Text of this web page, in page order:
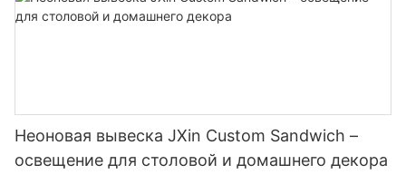
Неоновая вывеска JXin Custom Sandwich –
освещение для столовой и домашнего декора